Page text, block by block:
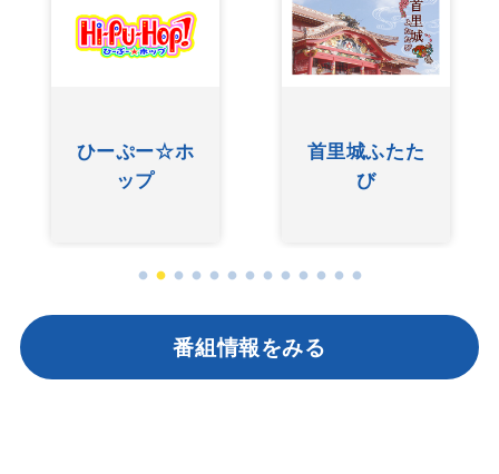
ひーぷー☆ホ
ップ
首里城ふたた
び
番組情報をみる